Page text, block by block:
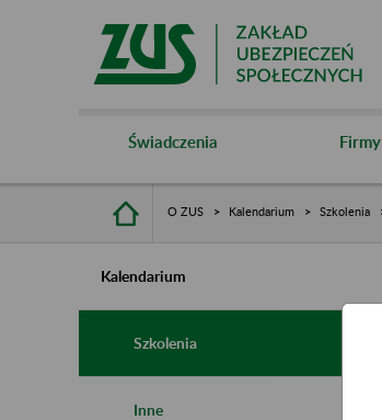
Świadczenia Firmy
O ZUS Kalendarium Szkolenia
Kalendarium
Szkolenia
Inne